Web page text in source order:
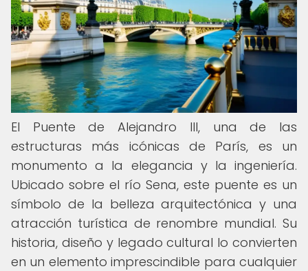
El Puente de Alejandro III, una de las
estructuras más icónicas de París, es un
monumento a la elegancia y la ingeniería.
Ubicado sobre el río Sena, este puente es un
símbolo de la belleza arquitectónica y una
atracción turística de renombre mundial. Su
historia, diseño y legado cultural lo convierten
en un elemento imprescindible para cualquier